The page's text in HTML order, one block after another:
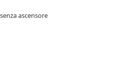
ascensore